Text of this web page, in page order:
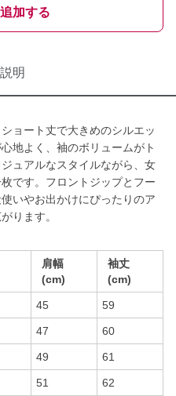
加する
明
ョート丈で大きめのシルエッ
地よく、袖のボリュームがト
ュアルなスタイルながら、女
です。フロントジップとフー
いやお出かけにぴったりのア
ります。
肩幅
(cm)
袖丈
(cm)
45 59
47 60
49 61
51 62